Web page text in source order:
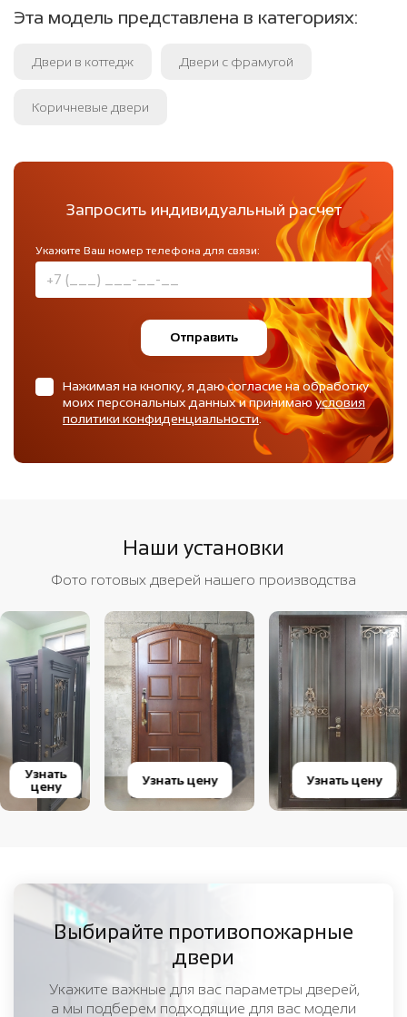
Эта модель представлена в категориях:
Двери в коттедж Двери с фрамугой
Коричневые двери
Запросить индивидуальный расчет
Укажите Ваш номер телефона для связи:
Отправить
Нажимая на кнопку, я даю согласие на обработку
моих персональных данных и принимаюусловия
политики конфиденциальности.
Наши установки
Фото готовых дверей нашего производства
Узнать
цену
Узнать цену Узнать цену
Выбирайте противопожарные
двери
Укажите важные для вас параметры дверей,
а мы подберем подходящие для вас модели